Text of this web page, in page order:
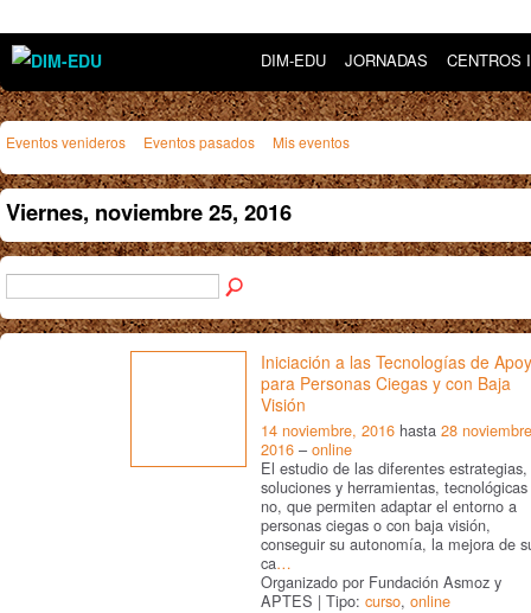
DIM-EDU JORNADAS CENTROS
Eventos venideros Eventos pasados Mis eventos
Viernes, noviembre 25, 2016
Iniciación a las Tecnologías de
para Personas Ciegas y con Baja
Visión
14 noviembre, 2016 hasta 28
2016 – online
El estudio de las diferentes estrategias,
soluciones y herramientas,
no, que permiten adaptar el entorno a
personas ciegas o con baja visión,
conseguir su autonomía, la mejora de
ca…
Organizado por Fundación Asmoz y
APTES | Tipo: curso, online